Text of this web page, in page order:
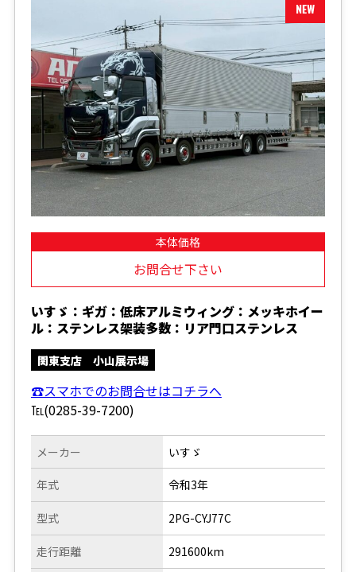
本体価格
お問合せ下さい
いすゞ：ギガ：低床アルミウィング：メッキホイー
ル：ステンレス架装多数：リア門口ステンレス
関東支店 小山展示場
☎スマホでのお問合せはコチラへ
℡(0285-39-7200)
メーカー
年式
型式
走行距離
いすゞ
令和3年
2PG-CYJ77C
291600km